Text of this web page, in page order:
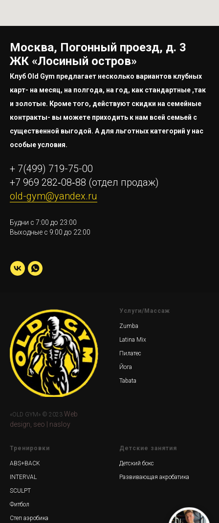
Москва, Погонный проезд, д. 3
ЖК «Лосиный остров»
Клуб Old Gym предлагает несколько вариантов клубных
карт- на месяц, на полгода, на год, как стандартные ,так
и золотые. Кроме того, действуют скидки на семейные
контракты- вы можете приходить к нам всей семьей с
существенной выгодой. А для льготных категорий у нас
особые условия.
+ 7(499) 719-75-00
+7 969 282‑08‑88 (отдел продаж)
old-gym@yandex.ru
Будни с 7:00 до 23:00
Выходные с 9:00 до 22:00
«OLD GYM» © 2023 Web
design, seo | nasloy
Услуги/Массаж
Zumba
Latina Mix
Пилатес
Йога
Tabata
Тренировки
ABS+BACK
INTERVAL
SCULPT
Фитбол
Степ аэробика
Детские занятия
Детский бокс
Развивающая акробатика